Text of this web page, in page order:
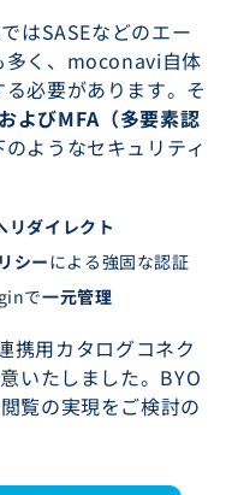
はSASEなどのエー
多く、moconavi自体
必要があります。そ
よびMFA（多要素認
ようなセキュリティ
ダイレクト
シーによる強固な認証
で一元管理
携用カタログコネク
いたしました。BYO
覧の実現をご検討の